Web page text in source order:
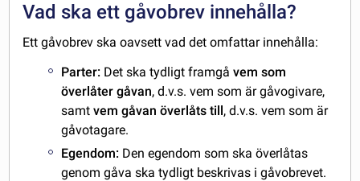
Vad ska ett gåvobrev innehålla?
Ett gåvobrev ska oavsett vad det omfattar innehålla:
Parter: Det ska tydligt framgåvem som
överlåter gåvan, d.v.s. vem som är gåvogivare,
samtvem gåvan överlåts till, d.v.s. vem som är
gåvotagare.
Egendom: Den egendom som ska överlåtas
genom gåva ska tydligt beskrivas i gåvobrevet.